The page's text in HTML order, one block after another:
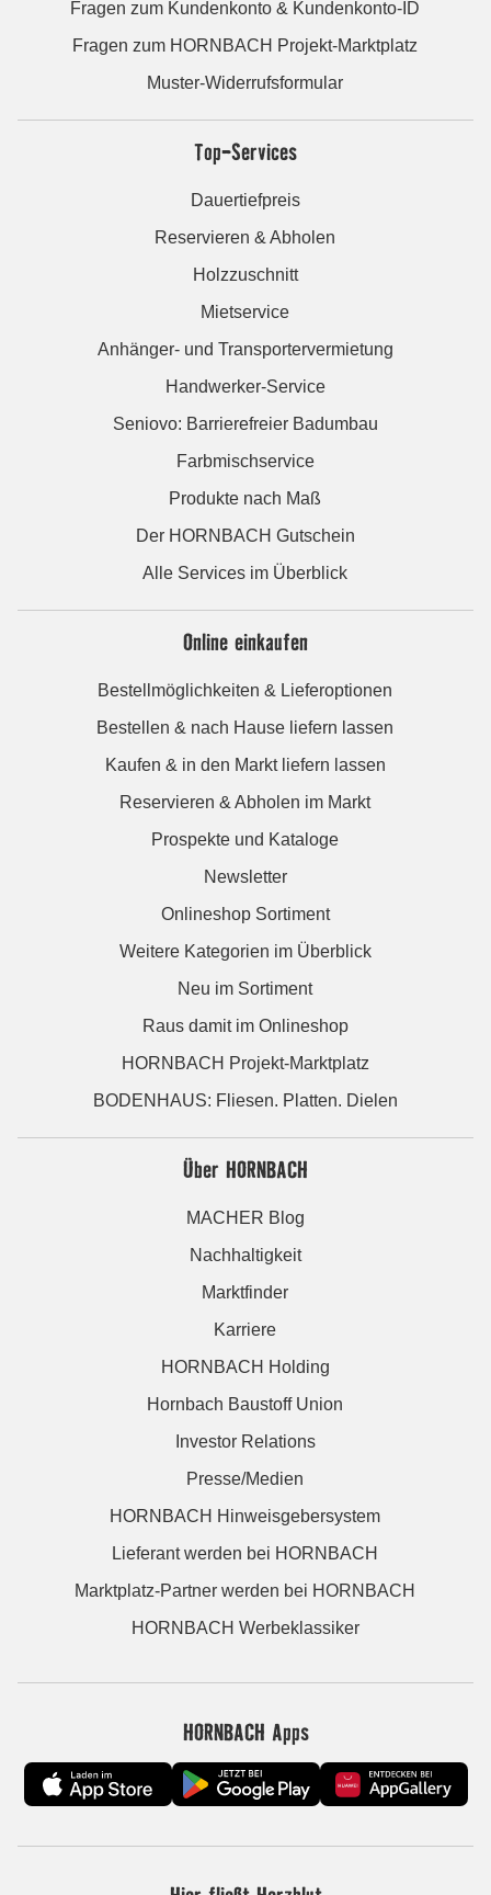
Fragen zum Kundenkonto & Kundenkonto-ID
Fragen zum HORNBACH Projekt-Marktplatz
Muster-Widerrufsformular
Top-Services
Dauertiefpreis
Reservieren & Abholen
Holzzuschnitt
Mietservice
Anhänger- und Transportervermietung
Handwerker-Service
Seniovo: Barrierefreier Badumbau
Farbmischservice
Produkte nach Maß
Der HORNBACH Gutschein
Alle Services im Überblick
Online einkaufen
Bestellmöglichkeiten & Lieferoptionen
Bestellen & nach Hause liefern lassen
Kaufen & in den Markt liefern lassen
Reservieren & Abholen im Markt
Prospekte und Kataloge
Newsletter
Onlineshop Sortiment
Weitere Kategorien im Überblick
Neu im Sortiment
Raus damit im Onlineshop
HORNBACH Projekt-Marktplatz
BODENHAUS: Fliesen. Platten. Dielen
Über HORNBACH
MACHER Blog
Nachhaltigkeit
Marktfinder
Karriere
HORNBACH Holding
Hornbach Baustoff Union
Investor Relations
Presse/Medien
HORNBACH Hinweisgebersystem
Lieferant werden bei HORNBACH
Marktplatz-Partner werden bei HORNBACH
HORNBACH Werbeklassiker
HORNBACH Apps